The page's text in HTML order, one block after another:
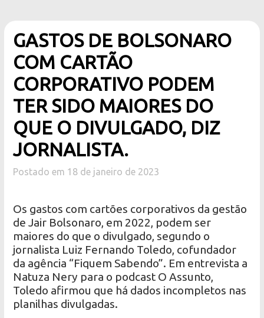
GASTOS DE BOLSONARO
COM CARTÃO
CORPORATIVO PODEM
TER SIDO MAIORES DO
QUE O DIVULGADO, DIZ
JORNALISTA.
Postado em 18 de janeiro de 2023
Os gastos com cartões corporativos da gestão
de Jair Bolsonaro, em 2022, podem ser
maiores do que o divulgado, segundo o
jornalista Luiz Fernando Toledo, cofundador
da agência “Fiquem Sabendo”. Em entrevista a
Natuza Nery para o podcast O Assunto,
Toledo afirmou que há dados incompletos nas
planilhas divulgadas.